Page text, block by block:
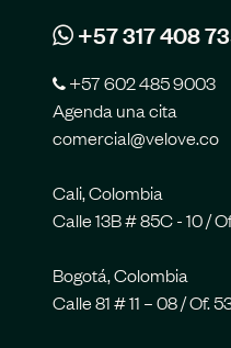
+57 317 408
+57 602 485 9003
Agenda una cita
comercial@velove.co
Cali, Colombia
Calle 13B # 85C - 10 /
Bogotá, Colombia
Calle 81 # 11 – 08 / Of.